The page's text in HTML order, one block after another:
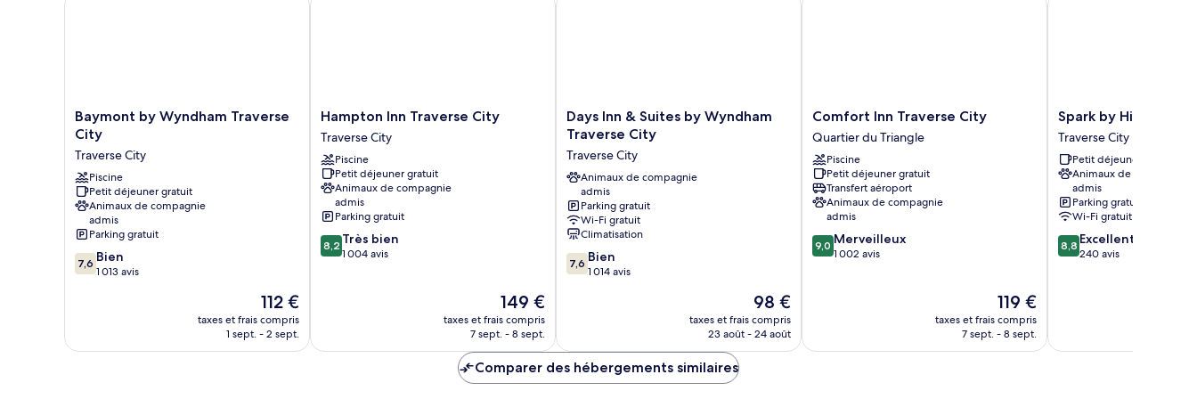
Coffee
Maker
Baymont
by
Wyndham
Traverse
City
Traverse
City
Baymont by Wyndham Traverse
City
Traverse City
Piscine
Petit déjeuner gratuit
Animaux de compagnie
admis
Parking gratuit
7.6
sur
7,6 Bien
1 013 avis
Le
nouveau
prix
112 €
taxes et frais compris
1 sept. - 2 sept.
Hampton
Inn
Traverse
City
Traverse
City
Hampton Inn Traverse City
Traverse City
Piscine
Petit déjeuner gratuit
Animaux de compagnie
admis
Parking gratuit
8.2
sur
8,2 Très bien
1 004 avis
Le
nouveau
prix
de
149 €
149 €
taxes et frais compris
7 sept. - 8 sept.
Days
Inn
Suites
by
Wyndham
Traverse
City
Traverse
City
Days Inn & Suites by Wyndham
Traverse City
Traverse City
Animaux de compagnie
admis
Parking gratuit
Wi-Fi gratuit
Climatisation
7.6
sur
7,6 Bien
1 014 avis
Le
nouveau
prix
98 €
taxes et frais compris
23 août - 24 août
Comfort
Inn
Traverse
City
Quartier
du
Triangle
Comfort Inn Traverse City
Quartier du Triangle
Piscine
Petit déjeuner gratuit
Transfert aéroport
Animaux de compagnie
admis
9.0
sur
9,0 Merveilleux
1 002 avis
Le
nouveau
prix
119 €
taxes et frais compris
7 sept. - 8 sept.
Spark
by
Hilton
Traverse
City
Traverse
City
Spark by Hilton
Traverse City
Petit déjeuner gratuit
Animaux de compagnie
admis
Parking gratuit
Wi-Fi gratuit
8.8
sur
8,8 Excellent
240 avis
Comparer des hébergements similaires